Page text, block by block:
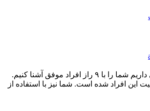
در این مقاله ما سعی داریم شما را با ۹ راز افراد موفق آشنا کنیم.
این افراد شده است. شما نیز با استفاده از